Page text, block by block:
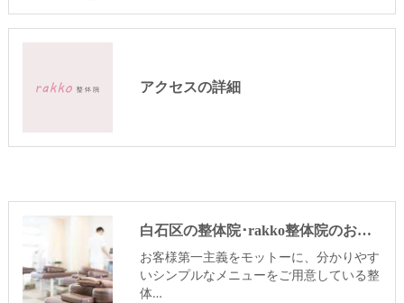
アクセスの詳細
白石区の整体院･rakko整体院のお客様の声
お客様第一主義をモットーに、分かりやす
いシンプルなメニューをご用意している整
体…